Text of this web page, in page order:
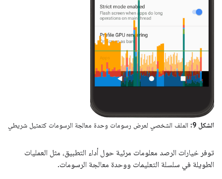
الشكل 9: الملف الشخصي لعرض رسومات وحدة معالجة الرسومات كتمثيل شريطي
توفر خيارات الرصد معلومات مرئية حول أداء التطبيق، مثل العمليات
الطويلة في سلسلة التعليمات ووحدة معالجة الرسومات.